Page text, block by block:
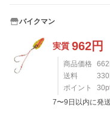
バイクマン
実質 962円
商品価格 662
送料
330
ポイント
30
7〜9日以内に発